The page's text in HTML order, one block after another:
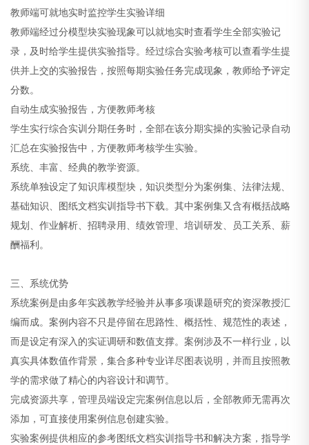
教师端可就地实时监控学生实验详细
教师端经过分模型块实验现象可以就地实时查看学生全部实验记
录，及时给学生提供实验指导。经过综合实验考核可以查看学生提
供并上交的实验报告，按照每期实验任务完成现象，教师给予评定
分数。
自动生成实验报告，方便教师考核
学生实行综合实训分期任务时，全部在该分期实操的实验记录自动
汇总在实验报告中，方便教师考核学生实验。
系统、丰富、经典的教学资源。
系统单独设定了知识库模型块，知识类型分为案例集、法律法规、
基础知识、图纸文档实训指导书下载。其中案例集又含有概括战略
规划、作业解析、招聘录用、绩效管理、培训研发、员工关系、薪
酬福利。
三、系统优势
系统案例是由多年实践教学经验并从事多项课题研究的资深教授汇
编而成。案例内容不只是停留在思路性、概括性、规范性的表述，
而是设定有深入的实证调研和数值支撑。案例涉及不一样行业，以
真实具体数值作背景，集合多种专业详尽图表说明，并而且按照教
学的需求做了精心的内容设计和调节。
完成资源共享，管理员端设定完案例信息以后，全部教师无需再次
添加，可直接使用案例信息创建实验。
实验案例提供相应的参考图纸文档实训指导书和解决方案，指导学